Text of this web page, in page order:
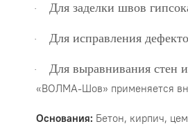
· Для заделки швов
· Для исправления
· Для выравнивания стен
«ВОЛМА-Шов» применяется
Основания: Бетон, кирпич,